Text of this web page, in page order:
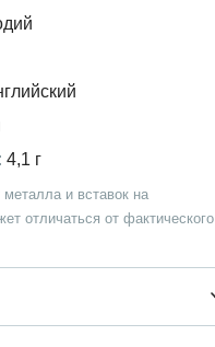
4,1 г
и вставок на
отличаться от фактического